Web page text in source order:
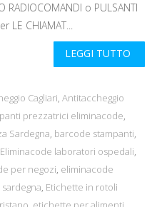
RADIOCOMANDI o PULSANTI
LE CHIAMAT...
LEGGI TUTTO
Cagliari, Antitaccheggio
prezzatrici eliminacode,
Sardegna, barcode stampanti,
Eliminacode laboratori ospedali,
per negozi, eliminacode
, Etichette in rotoli